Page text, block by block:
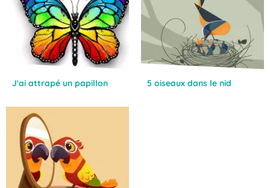
J'ai attrapé un papillon 5 oiseaux dans le nid